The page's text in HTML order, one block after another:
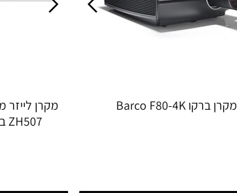
מקרן ברקו Barco F80-4K
ZH507 בהירות 5500 אנסי לומן